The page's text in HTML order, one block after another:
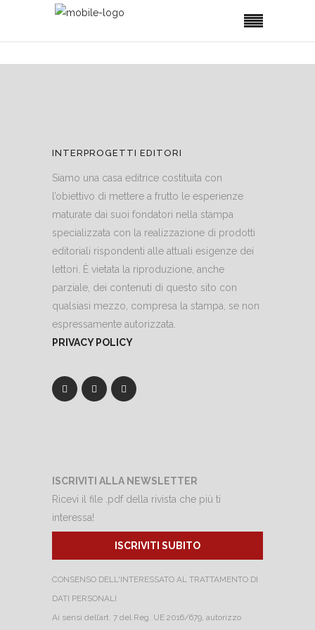
INTERPROGETTI EDITORI
Siamo una casa editrice costituita con
l’obiettivo di mettere a frutto le esperienze
maturate dai suoi fondatori nella stampa
specializzata con la realizzazione di prodotti
editoriali rispondenti alle attuali esigenze dei
lettori. È vietata la riproduzione, anche
parziale, dei contenuti di questo sito con
qualsiasi mezzo, compresa la stampa, se non
espressamente autorizzata.
PRIVACY POLICY
ISCRIVITI ALLA NEWSLETTER
Ricevi il file .pdf della rivista che più ti
interessa!
ISCRIVITI SUBITO
CONSENSO DELL'INTERESSATO AL TRATTAMENTO DI
DATI PERSONALI
Ai sensi dell’art. 7 del Reg. UE 2016/679, autorizzo